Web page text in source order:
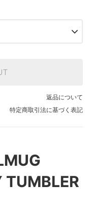
返品について
特定商取引法に基づく表記
TUMBLER